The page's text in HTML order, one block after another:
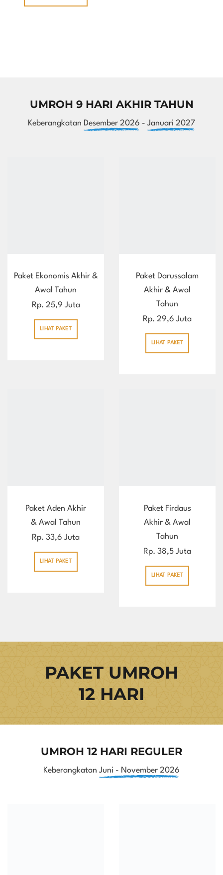
UMROH 9 HARI AKHIR TAHUN
Keberangkatan Desember 2026 - Januari 2027
Paket Ekonomis Akhir &
Awal Tahun
Rp. 25,9 Juta
LIHAT PAKET
Paket Darussalam
Akhir & Awal
Tahun
Rp. 29,6 Juta
LIHAT PAKET
Paket Aden Akhir
& Awal Tahun
Rp. 33,6 Juta
LIHAT PAKET
Paket Firdaus
Akhir & Awal
Tahun
Rp. 38,5 Juta
LIHAT PAKET
PAKET UMROH
12 HARI
UMROH 12 HARI REGULER
Keberangkatan Juni - November 2026